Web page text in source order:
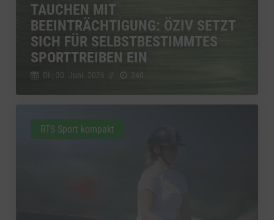
TAUCHEN MIT
BEEINTRÄCHTIGUNG: ÖZIV SETZT
SICH FÜR SELBSTBESTIMMTES
SPORTTREIBEN EIN
Di., 30. Juni. 2026 // 240
RTS Sport kompakt